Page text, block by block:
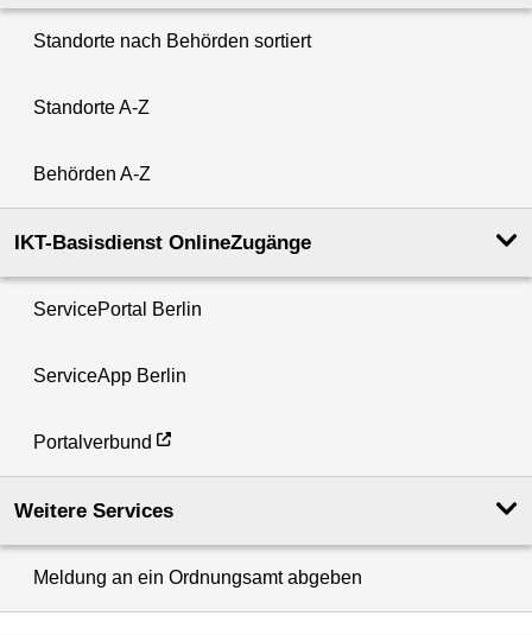
Standorte nach Behörden sortiert
Standorte A-Z
Behörden A-Z
IKT-Basisdienst OnlineZugänge
ServicePortal Berlin
ServiceApp Berlin
Portalverbund
Weitere Services
Meldung an ein Ordnungsamt abgeben